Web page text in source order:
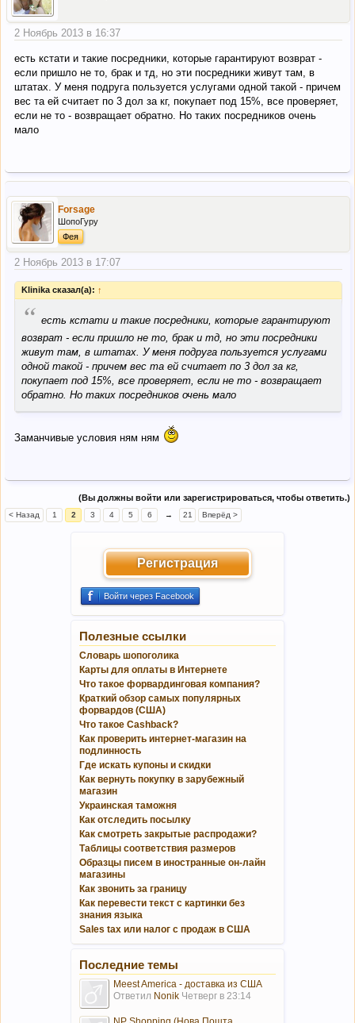
2 Ноябрь 2013 в 16:37
есть кстати и такие посредники, которые гарантируют возврат -
если пришло не то, брак и тд, но эти посредники живут там, в
штатах. У меня подруга пользуется услугами одной такой - причем
вес та ей считает по 3 дол за кг, покупает под 15%, все проверяет,
если не то - возвращает обратно. Но таких посредников очень
мало
Forsage
ШопоГуру
Фея
2 Ноябрь 2013 в 17:07
Klinika сказал(а): ↑
“ есть кстати и такие посредники, которые гарантируют
возврат - если пришло не то, брак и тд, но эти посредники
живут там, в штатах. У меня подруга пользуется услугами
одной такой - причем вес та ей считает по 3 дол за кг,
покупает под 15%, все проверяет, если не то - возвращает
обратно. Но таких посредников очень мало
Заманчивые условия ням ням
(Вы должны войти или зарегистрироваться, чтобы ответить.)
< Назад 1 2 3 4 5 6 → 21 Вперёд >
Регистрация
Войти через Facebook
Полезные ссылки
Словарь шопоголика
Карты для оплаты в Интернете
Что такое форвардинговая компания?
Краткий обзор самых популярных
форвардов (США)
Что такое Cashback?
Как проверить интернет-магазин на
подлинность
Где искать купоны и скидки
Как вернуть покупку в зарубежный
магазин
Украинская таможня
Как отследить посылку
Как смотреть закрытые распродажи?
Таблицы соответствия размеров
Образцы писем в иностранные он-лайн
магазины
Как звонить за границу
Как перевести текст с картинки без
знания языка
Sales tax или налог с продаж в США
Последние темы
Meest America - доставка из США
Ответил Nonik Четверг в 23:14